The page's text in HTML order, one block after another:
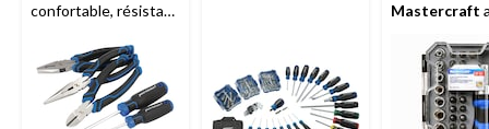
confortable, résistant
carbone, paq. 6
Mastercraft